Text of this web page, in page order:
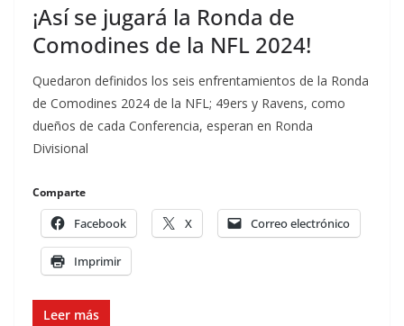
¡Así se jugará la Ronda de
Comodines de la NFL 2024!
Quedaron definidos los seis enfrentamientos de la Ronda
de Comodines 2024 de la NFL; 49ers y Ravens, como
dueños de cada Conferencia, esperan en Ronda
Divisional
Comparte
Facebook X Correo electrónico
Imprimir
Leer más